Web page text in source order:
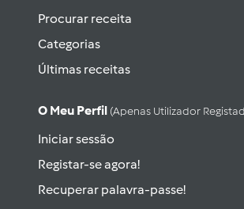
Procurar receita
Categorias
Últimas receitas
O Meu Perfil (apenas Utilizador
Iniciar sessão
Registar-se agora!
Recuperar palavra-passe!